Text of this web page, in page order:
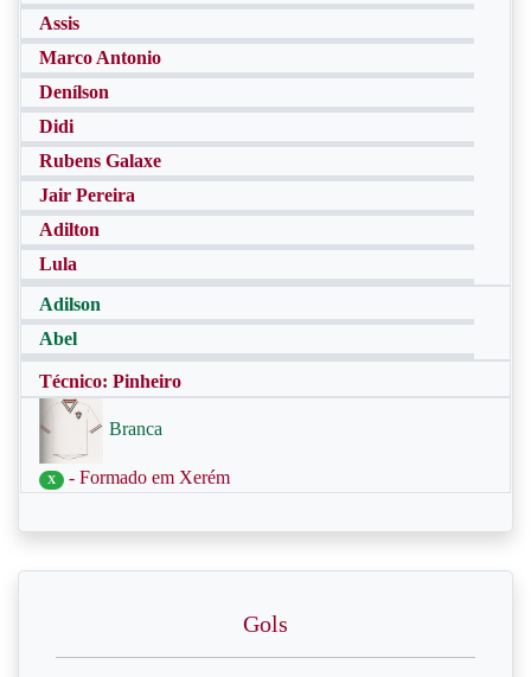
Assis
Marco Antonio
Denílson
Didi
Rubens Galaxe
Jair Pereira
Adilton
Lula
Adilson
Abel
Técnico: Pinheiro
Branca
X - Formado em Xerém
Gols